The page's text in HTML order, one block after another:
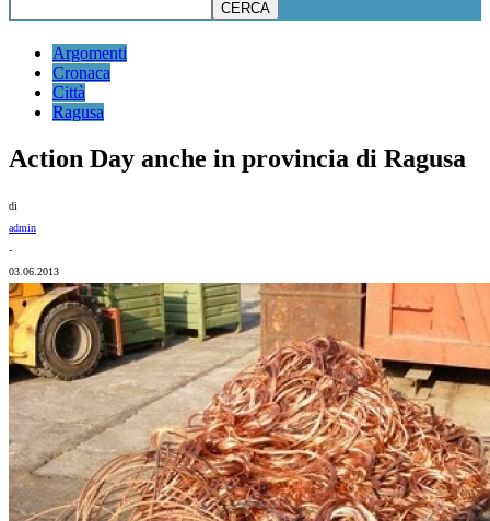
Argomenti
Cronaca
Città
Ragusa
Action Day anche in provincia di Ragusa
di
admin
-
03.06.2013